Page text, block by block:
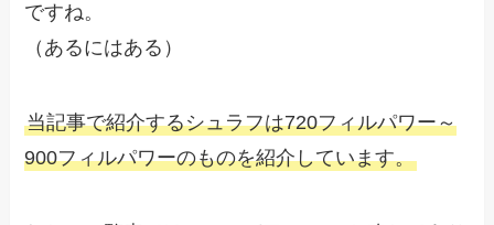
ですね。
（あるにはある）
当記事で紹介するシュラフは720フィルパワー～
900フィルパワーのものを紹介しています。